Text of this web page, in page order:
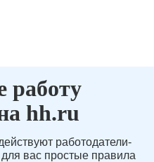
работу
hh.ru
работодатели-
вас простые правила